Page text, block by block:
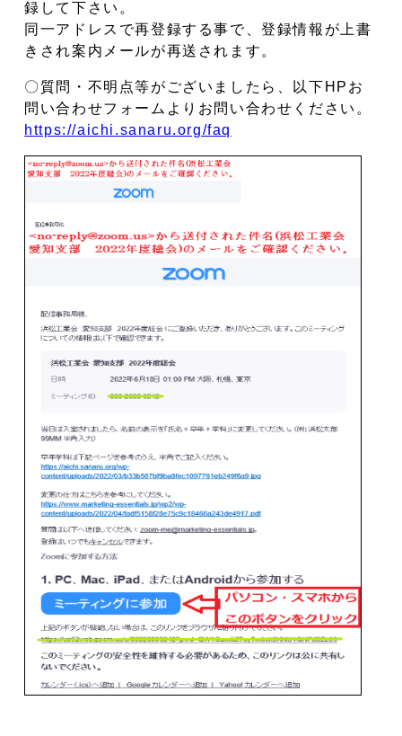
録して下さい。
同一アドレスで再登録する事で、登録情報が上書
きされ案内メールが再送されます。
〇質問・不明点等がございましたら、以下HPお
問い合わせフォームよりお問い合わせください。
https://aichi.sanaru.org/faq